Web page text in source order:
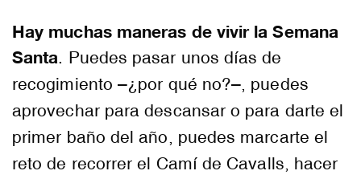
Hay muchas maneras de vivir la Semana
Santa. Puedes pasar unos días de
recogimiento –¿por qué no?–, puedes
aprovechar para descansar o para darte el
primer baño del año, puedes marcarte el
reto de recorrer el Camí de Cavalls, hacer